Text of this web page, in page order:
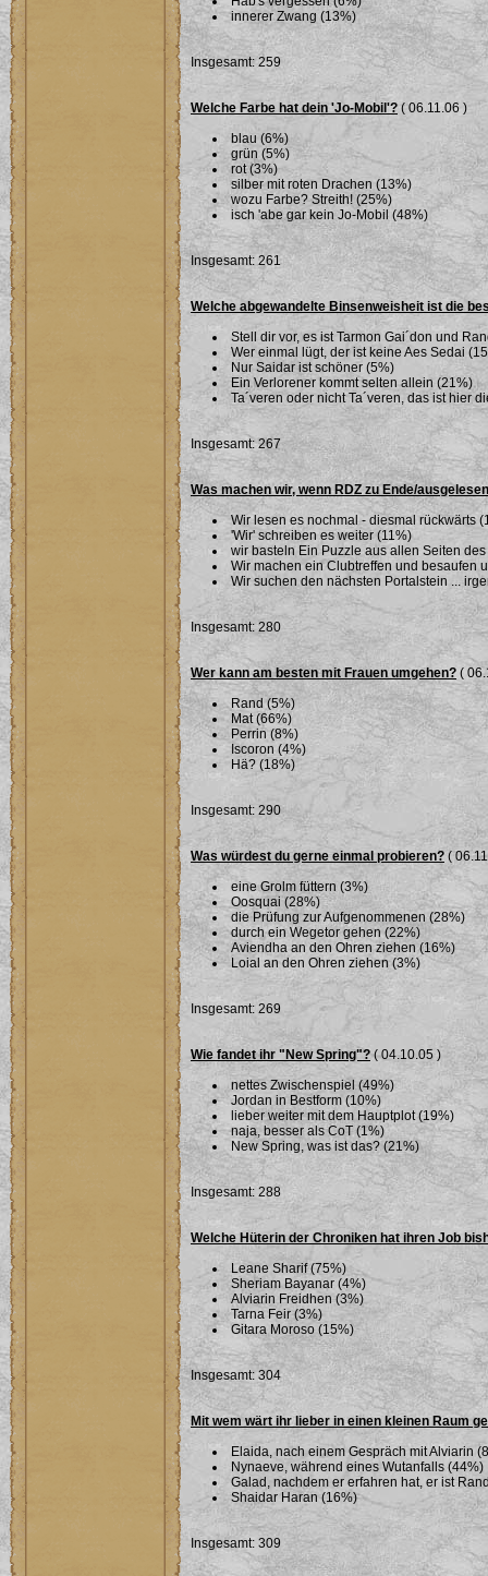
innerer Zwang (13%)
Insgesamt: 259
Welche Farbe hat dein 'Jo-Mobil'? ( 06.11.06 )
blau (6%)
grün (5%)
rot (3%)
silber mit roten Drachen (13%)
wozu Farbe? Streith! (25%)
isch 'abe gar kein Jo-Mobil (48%)
Insgesamt: 261
Welche abgewandelte Binsenweisheit ist die
Stell dir vor, es ist Tarmon Gai´don und
Wer einmal lügt, der ist keine Aes Sedai
Nur Saidar ist schöner (5%)
Ein Verlorener kommt selten allein (21%)
Ta´veren oder nicht Ta´veren, das ist hier
Insgesamt: 267
Was machen wir, wenn RDZ zu Ende/
Wir lesen es nochmal - diesmal rückwärts
'Wir' schreiben es weiter (11%)
wir basteln Ein Puzzle aus allen Seiten
Wir machen ein Clubtreffen und besaufen
Wir suchen den nächsten Portalstein ...
Insgesamt: 280
Wer kann am besten mit Frauen umgehen? (
Rand (5%)
Mat (66%)
Perrin (8%)
Iscoron (4%)
Hä? (18%)
Insgesamt: 290
Was würdest du gerne einmal probieren? (
eine Grolm füttern (3%)
Oosquai (28%)
die Prüfung zur Aufgenommenen (28%)
durch ein Wegetor gehen (22%)
Aviendha an den Ohren ziehen (16%)
Loial an den Ohren ziehen (3%)
Insgesamt: 269
Wie fandet ihr "New Spring"?( 04.10.05 )
nettes Zwischenspiel (49%)
Jordan in Bestform (10%)
lieber weiter mit dem Hauptplot (19%)
naja, besser als CoT (1%)
New Spring, was ist das? (21%)
Insgesamt: 288
Welche Hüterin der Chroniken hat ihren Job
Leane Sharif (75%)
Sheriam Bayanar (4%)
Alviarin Freidhen (3%)
Tarna Feir (3%)
Gitara Moroso (15%)
Insgesamt: 304
Mit wem wärt ihr lieber in einen kleinen Raum
Elaida, nach einem Gespräch mit Alviarin
Nynaeve, während eines Wutanfalls (44%)
Galad, nachdem er erfahren hat, er ist
Shaidar Haran (16%)
Insgesamt: 309